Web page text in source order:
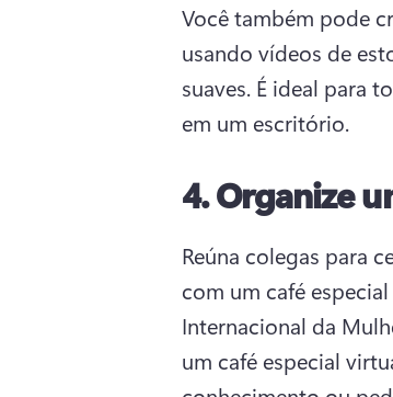
Você também pode
usando vídeos de
suaves. É ideal para
em um escritório.
4.Organize
Reúna colegas para
com um café
Internacional da
um café especial